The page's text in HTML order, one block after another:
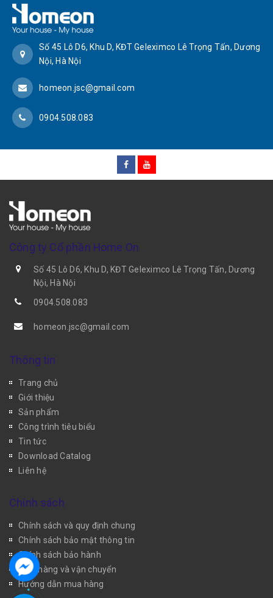
Số 45 Lô D6, Khu D, KĐT Geleximco Lê Trọng Tấn, Dương
Nội, Hà Nội
homeon.jsc@gmail.com
0904.508.083
Công ty Cổ phần Home On
Số 45 Lô D6, Khu D, KĐT Geleximco Lê Trọng Tấn, Dương
Nội, Hà Nội
0904.508.083
homeon.jsc@gmail.com
Thông tin
Trang chủ
Giới thiệu
Sản phẩm
Công trình tiêu biểu
Tin tức
Download Catalog
Liên hệ
Chính sách
Chính sách và quy định chung
Chính sách bảo mật thông tin
Chính sách bảo hành
Giao hàng và vận chuyển
Hướng dẫn mua hàng